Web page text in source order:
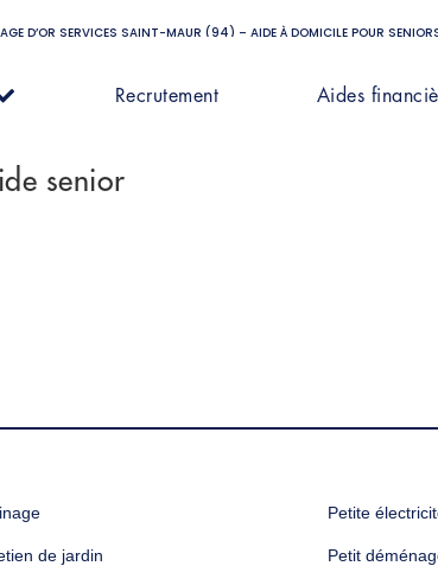
AGE D’OR SERVICES SAINT-MAUR (94) – AIDE À DOMICILE POUR
Recrutement Aides
senior
de jardin
Petite
Petit